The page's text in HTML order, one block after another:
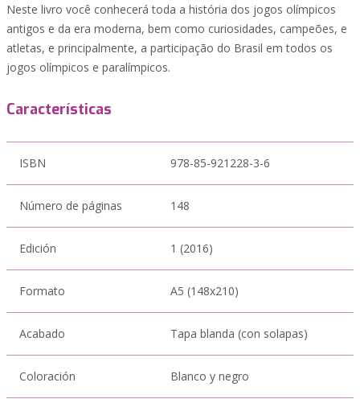
Neste livro você conhecerá toda a história dos jogos olímpicos
antigos e da era moderna, bem como curiosidades, campeões, e
atletas, e principalmente, a participação do Brasil em todos os
jogos olímpicos e paralímpicos.
Características
ISBN 978-85-921228-3-6
Número de páginas 148
Edición 1 (2016)
Formato A5 (148x210)
Acabado Tapa blanda (con solapas)
Coloración Blanco y negro